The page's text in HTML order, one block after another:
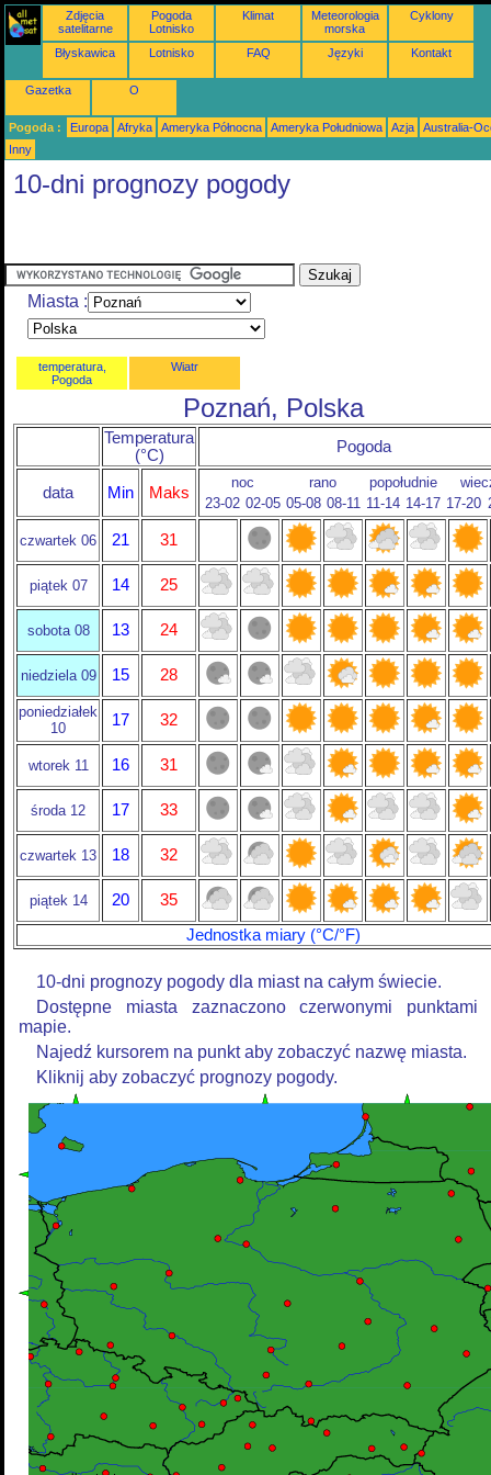
Zdjęcia
satelitarne
Pogoda
Lotnisko
Klimat
Meteorologia
morska
Cyklony
Błyskawica Lotnisko FAQ Języki Kontakt
Gazetka O
Pogoda : Europa Afryka Ameryka Północna Ameryka Południowa Azja
Australia-
Inny
10-dni prognozy pogody
Miasta :
temperatura,
Pogoda
Wiatr
Poznań, Polska
Temperatura
(°C)
Pogoda
data Min Maks
noc rano popołudnie
23-02 02-05 05-08 08-11 11-14 14-17 17-20
czwartek 06 21 31
piątek 07 14 25
sobota 08 13 24
niedziela 09 15 28
poniedziałek
10
17 32
wtorek 11 16 31
środa 12 17 33
czwartek 13 18 32
piątek 14 20
35
Jednostka miary (°C/°F)
10-dni prognozy pogody dla miast na całym świecie.
Dostępne miasta zaznaczono czerwonymi punktami
mapie.
Najedź kursorem na punkt aby zobaczyć nazwę miasta.
Kliknij aby zobaczyć prognozy pogody.